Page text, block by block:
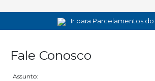
Ir para Parcelamentos do
Fale Conosco
Assunto: